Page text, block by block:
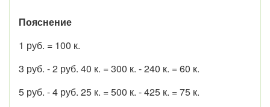
Пояснение
1 руб. = 100 к.
3 руб. - 2 руб. 40 к. = 300 к. - 240 к. = 60 к.
5 руб. - 4 руб. 25 к. = 500 к. - 425 к. = 75 к.